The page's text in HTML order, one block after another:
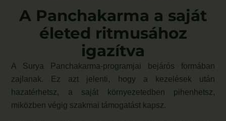
A Panchakarma a saját
életed ritmusához
igazítva
A Surya Panchakarma-programjai bejárós formában
zajlanak. Ez azt jelenti, hogy a kezelések után
hazatérhetsz, a saját környezetedben pihenhetsz,
miközben végig szakmai támogatást kapsz.